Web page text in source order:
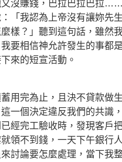
沒賺錢，巴拉巴拉巴拉
「我認為上帝沒有讓妳先
樣？」聽到這句話，雖然
要相信神允許發生的事都
來的短宣活動。
用完為止，且決不貸款做
一個決定違反我們的共識
經完工驗收時，發現客戶
領不到錢，一天下午銀行
討論要怎麼處理，當下我